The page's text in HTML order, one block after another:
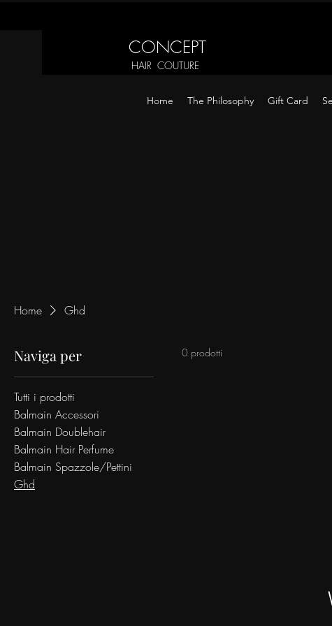
CONCEPT
HAIR COUTURE
Home The Philosophy Gift Card
Home Ghd
Naviga per
Tutti i prodotti
Balmain Accessori
Balmain Doublehair
Balmain Hair Perfume
Balmain Spazzole/Pettini
Ghd
0 prodotti